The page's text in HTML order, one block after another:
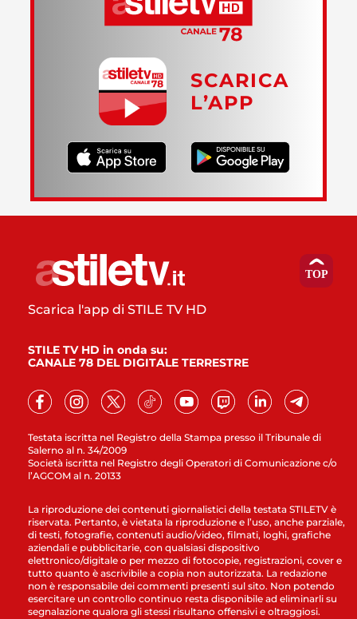
SCARICA
L’APP
Testata iscritta nel Registro della Stampa presso il Tribunale di
Salerno al n. 34/2009
Società iscritta nel Registro degli Operatori di Comunicazione c/o
l’AGCOM al n. 20133
Scarica l'app di STILE TV HD
STILE TV HD in onda su:
CANALE 78 DEL DIGITALE TERRESTRE
La riproduzione dei contenuti giornalistici della testata STILETV è
riservata. Pertanto, è vietata la riproduzione e l’uso, anche parziale,
di testi, fotografie, contenuti audio/video, filmati, loghi, grafiche
aziendali e pubblicitarie, con qualsiasi dispositivo
elettronico/digitale o per mezzo di fotocopie, registrazioni, cover e
tutto quanto è ascrivibile a copia non autorizzata. La redazione
non è responsabile dei commenti presenti sul sito. Non potendo
esercitare un controllo continuo resta disponibile ad eliminarli su
segnalazione qualora gli stessi risultano offensivi e oltraggiosi.